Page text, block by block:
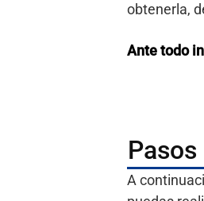
obtenerla,
Ante todo
A